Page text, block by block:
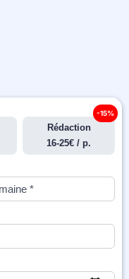
Rédaction
16-25€ / p.
-15%